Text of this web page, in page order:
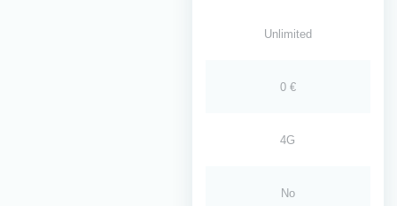
Unlimited
0 €
4G
No